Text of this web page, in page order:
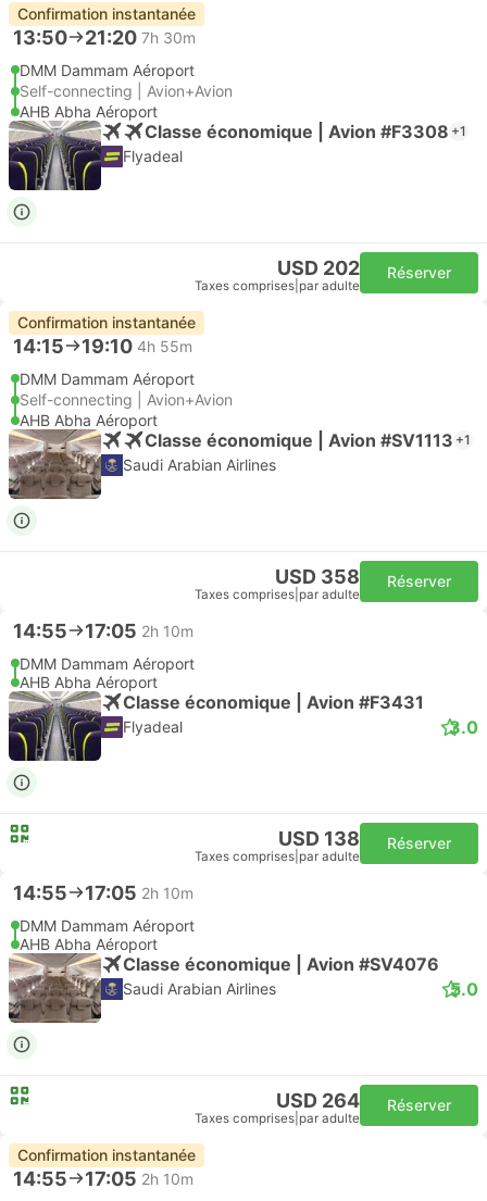
Confirmation instantanée
13:50 21:20 7h 30m
DMM Dammam Aéroport
Self-connecting | Avion+Avion
AHB Abha Aéroport
Classe économique | Avion #F3308 +1
Flyadeal
USD 202
Taxes comprises par adulte
Réserver
Confirmation instantanée
14:15 19:10 4h 55m
DMM Dammam Aéroport
Self-connecting | Avion+Avion
AHB Abha Aéroport
Classe économique | Avion #SV1113 +1
Saudi Arabian Airlines
USD 358
Taxes comprises par adulte
Réserver
14:55 17:05 2h 10m
DMM Dammam Aéroport
AHB Abha Aéroport
Classe économique | Avion #F3431
Flyadeal 3.0
USD 138
Taxes comprises par adulte
Réserver
14:55 17:05 2h 10m
DMM Dammam Aéroport
AHB Abha Aéroport
Classe économique | Avion #SV4076
Saudi Arabian Airlines 5.0
USD 264
Taxes comprises par adulte
Réserver
Confirmation instantanée
14:55 17:05 2h 10m